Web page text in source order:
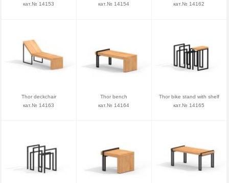
кат.№ 14153
кат.№ 14154
кат.№ 14162
Thor deckchair
кат.№ 14163
Thor bench
кат.№ 14164
Thor bike stand with shelf
кат.№ 14165